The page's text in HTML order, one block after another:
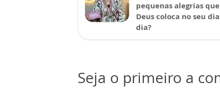
pequenas alegrias que
Deus coloca no seu
dia?
Seja o primeiro a